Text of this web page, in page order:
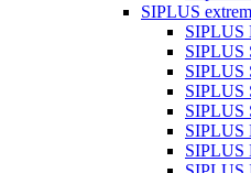
SIPLUS
SIPLUS
SIPLUS
SIPLUS
SIPLUS
SIPLUS
SIPLUS
SIPLUS